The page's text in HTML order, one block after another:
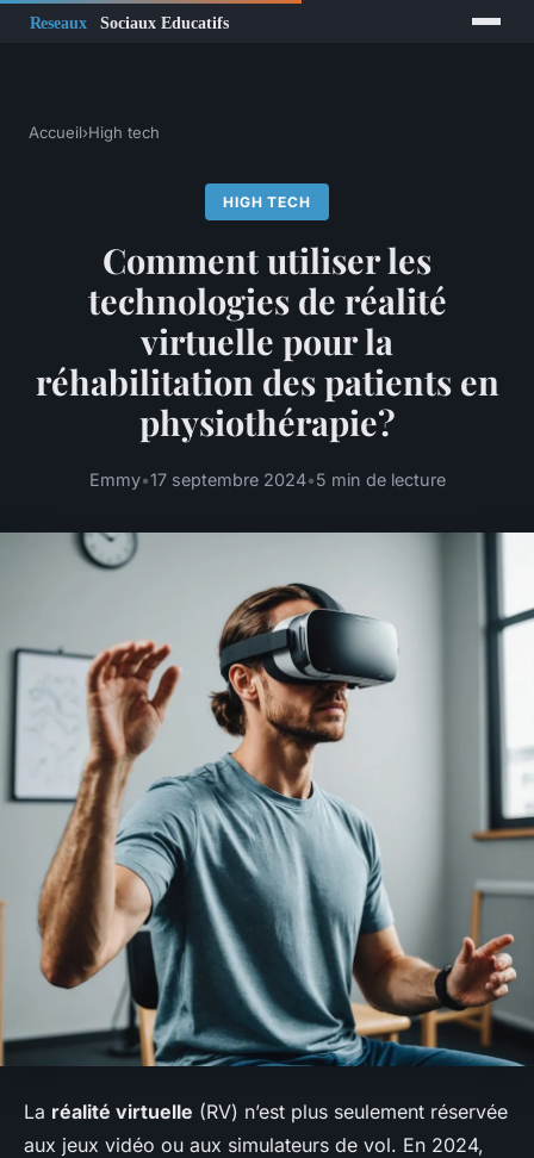
Accueil›High tech
HIGH TECH
Comment utiliser les
technologies de réalité
virtuelle pour la
réhabilitation des patients en
physiothérapie?
Emmy•17 septembre 2024•5 min de lecture
La réalité virtuelle (RV) n’est plus seulement réservée
aux jeux vidéo ou aux simulateurs de vol. En 2024,